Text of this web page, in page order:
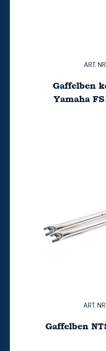
ART.
Gaffelben
Yamaha
ART.
Gaffelben